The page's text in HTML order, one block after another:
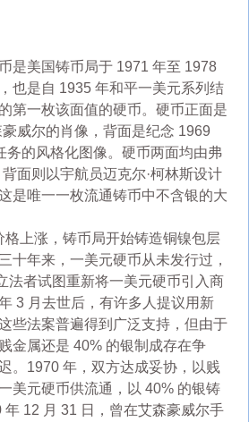
是美国铸币局于 1971 年至 1978
也是自 1935 年和平一美元系列结
第一枚该面值的硬币。硬币正面是
威尔的肖像，背面是纪念 1969
务的风格化图像。硬币两面均由弗
面则以宇航员迈克尔·柯林斯设计
是唯一一枚流通铸币中不含银的大
格上涨，铸币局开始铸造铜镍包层
十年来，一美元硬币从未发行过，
法者试图重新将一美元硬币引入商
3 月去世后，有许多人提议用新
些法案普遍得到广泛支持，但由于
金属还是 40% 的银制成存在争
。1970 年，双方达成妥协，以贱
美元硬币供流通，以 40% 的银铸
12 月 31 日，曾在艾森豪威尔手